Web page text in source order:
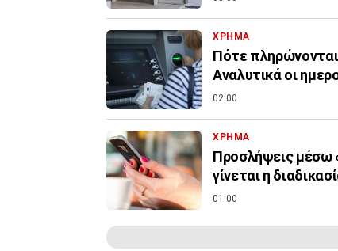
ΧΡΗΜΑ
Πότε πληρώνονται
Αναλυτικά οι
02:00
ΧΡΗΜΑ
Προσλήψεις μέσω
γίνεται η
01:00